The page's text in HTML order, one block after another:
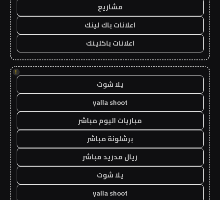
مشاريع
اعلانات باك لينك
اعلانات باكلينك
!
يلا شوت
yalla shoot
مباريات اليوم مباشر
برشلونة مباشر
ريال مدريد مباشر
يلا شوت
yalla shoot